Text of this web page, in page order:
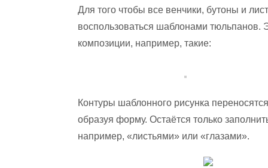
Для того чтобы все венчики, бутоны и
воспользоваться шаблонами тюльпанов.
композиции, например, такие:
Контуры шаблонного рисунка
образуя форму. Остаётся только
например, «листьями» или «глазами».